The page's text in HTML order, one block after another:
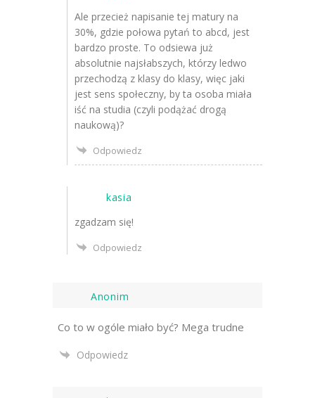
Ale przecież napisanie tej matury na
30%, gdzie połowa pytań to abcd, jest
bardzo proste. To odsiewa już
absolutnie najsłabszych, którzy ledwo
przechodzą z klasy do klasy, więc jaki
jest sens społeczny, by ta osoba miała
iść na studia (czyli podążać drogą
naukową)?
Odpowiedz
kasia
zgadzam się!
Odpowiedz
Anonim
Co to w ogóle miało być? Mega trudne
Odpowiedz